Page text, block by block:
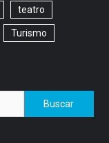
teatro
Turismo